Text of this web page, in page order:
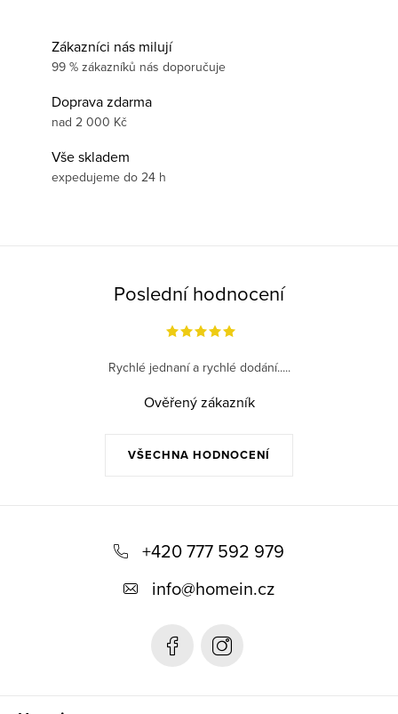
Zákazníci nás milují
99 % zákazníků nás doporučuje
Doprava zdarma
nad 2 000 Kč
Vše skladem
expedujeme do 24 h
Poslední hodnocení
VŠECHNA HODNOCENÍ
Rychlé jednaní a rychlé dodání.....
Ověřený zákazník
+420 777 592 979
info@homein.cz